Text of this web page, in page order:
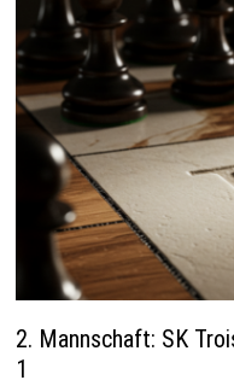
2. Mannschaft: SK
1